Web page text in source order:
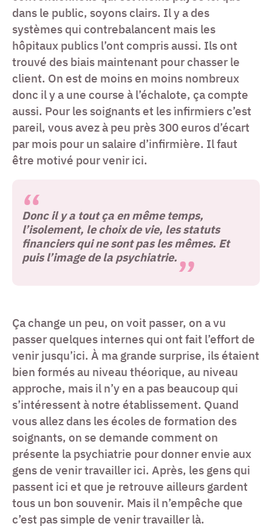
dans le public, soyons clairs. Il y a des
systèmes qui contrebalancent mais les
hôpitaux publics l’ont compris aussi. Ils ont
trouvé des biais maintenant pour chasser le
client. On est de moins en moins nombreux
donc il y a une course à l’échalote, ça compte
aussi. Pour les soignants et les infirmiers c’est
pareil, vous avez à peu près 300 euros d’écart
par mois pour un salaire d’infirmière. Il faut
être motivé pour venir ici.
Donc il y a tout ça en même temps,
l’isolement, le choix de vie, les statuts
financiers qui ne sont pas les mêmes. Et
puis l’image de la psychiatrie.
Ça change un peu, on voit passer, on a vu
passer quelques internes qui ont fait l’effort de
venir jusqu’ici. À ma grande surprise, ils étaient
bien formés au niveau théorique, au niveau
approche, mais il n’y en a pas beaucoup qui
s’intéressent à notre établissement. Quand
vous allez dans les écoles de formation des
soignants, on se demande comment on
présente la psychiatrie pour donner envie aux
gens de venir travailler ici. Après, les gens qui
passent ici et que je retrouve ailleurs gardent
tous un bon souvenir. Mais il n’empêche que
c’est pas simple de venir travailler là.